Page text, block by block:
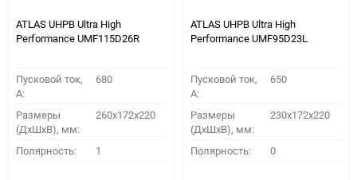
ATLAS UHPB Ultra High
Performance UMF115D26R
Пусковой ток,
A:
680
Размеры
(ДхШхВ), мм:
260x172x220
Полярность: 1
ATLAS UHPB Ultra High
Performance UMF95D23L
Пусковой ток,
A:
650
Размеры
(ДхШхВ), мм:
230x172x220
Полярность: 0